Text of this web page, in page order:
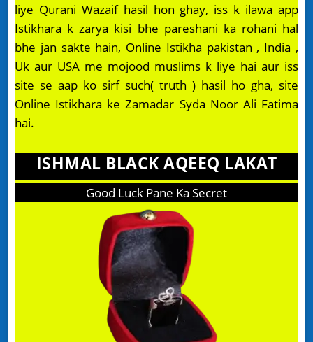
liye Qurani Wazaif hasil hon ghay, iss k ilawa app
Istikhara k zarya kisi bhe pareshani ka rohani hal
bhe jan sakte hain, Online Istikha pakistan , India ,
Uk aur USA me mojood muslims k liye hai aur iss
site se aap ko sirf such( truth ) hasil ho gha, site
Online Istikhara ke Zamadar Syda Noor Ali Fatima
hai.
ISHMAL BLACK AQEEQ LAKAT
Good Luck Pane Ka Secret